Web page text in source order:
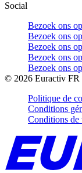
Social
Bezoek ons
Bezoek ons
Bezoek ons
Bezoek ons
Bezoek ons
© 2026 Euractiv FR
Politique de
Conditions
Conditions de